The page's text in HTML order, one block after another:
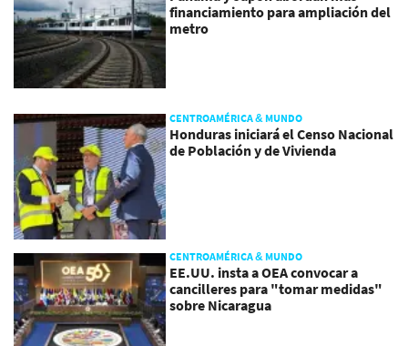
financiamiento para ampliación del
metro
CENTROAMÉRICA & MUNDO
Honduras iniciará el Censo Nacional
de Población y de Vivienda
CENTROAMÉRICA & MUNDO
EE.UU. insta a OEA convocar a
cancilleres para "tomar medidas"
sobre Nicaragua